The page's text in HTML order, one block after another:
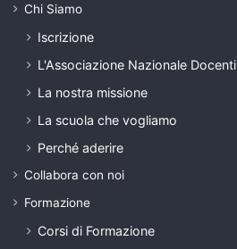
Chi Siamo
Iscrizione
L'Associazione Nazionale Docenti
La nostra missione
La scuola che vogliamo
Perché aderire
Collabora con noi
Formazione
Corsi di Formazione